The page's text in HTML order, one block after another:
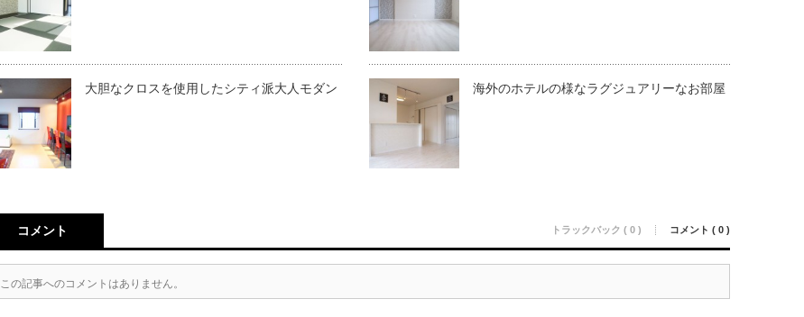
大胆なクロスを使用したシティ派大人モダン 海外のホテルの様なラグジュアリーなお部屋
コメント トラックバック ( 0 ) コメント ( 0 )
この記事へのコメントはありません。